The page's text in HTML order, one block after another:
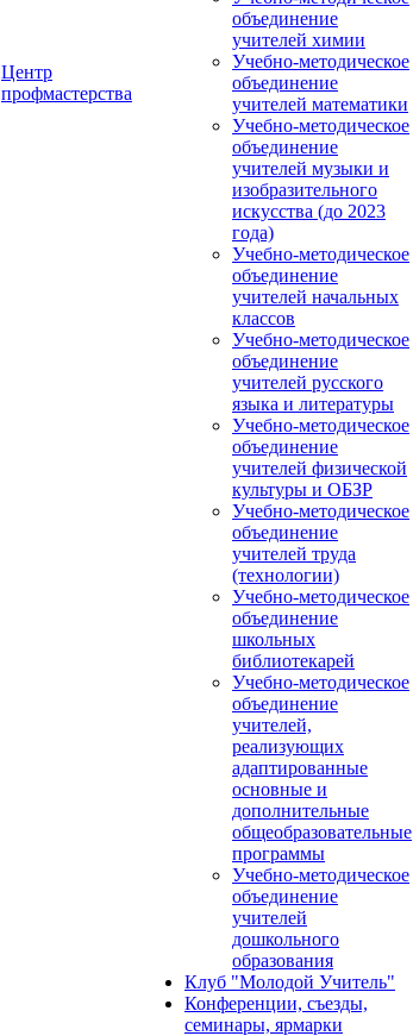
Центр
профмастерства
объединение
учителей химии
Учебно-методическое
объединение
учителей математики
Учебно-методическое
объединение
учителей музыки и
изобразительного
искусства (до 2023
года)
Учебно-методическое
объединение
учителей начальных
классов
Учебно-методическое
объединение
учителей русского
языка и литературы
Учебно-методическое
объединение
учителей физической
культуры и ОБЗР
Учебно-методическое
объединение
учителей труда
(технологии)
Учебно-методическое
объединение
школьных
библиотекарей
Учебно-методическое
объединение
учителей,
реализующих
адаптированные
основные и
дополнительные
общеобразовательные
программы
Учебно-методическое
объединение
учителей
дошкольного
образования
Клуб "Молодой Учитель"
Конференции, съезды,
семинары, ярмарки